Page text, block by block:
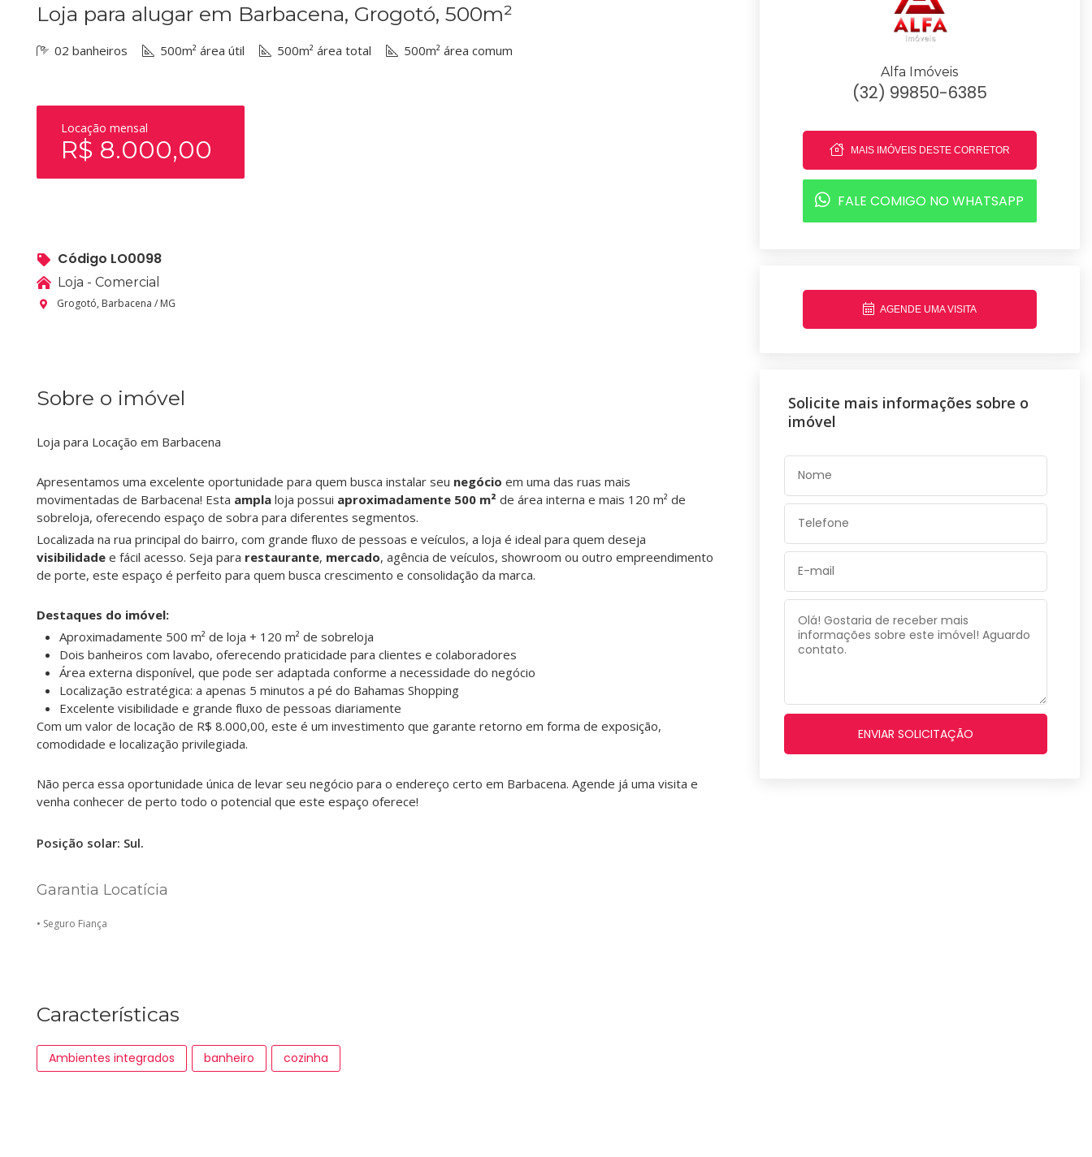
Loja para alugar em Barbacena, Grogotó, 500m²
02 banheiros 500m² área útil 500m² área total 500m² área comum
Locação mensal
R$ 8.000,00
Código LO0098
Loja - Comercial
Grogotó, Barbacena / MG
Sobre o imóvel
Loja para Locação em Barbacena
Apresentamos uma excelente oportunidade para quem busca instalar seu negócio em uma das ruas mais
movimentadas de Barbacena! Esta ampla loja possui aproximadamente 500 m² de área interna e mais 120 m² de
sobreloja, oferecendo espaço de sobra para diferentes segmentos.
Localizada na rua principal do bairro, com grande fluxo de pessoas e veículos, a loja é ideal para quem deseja
visibilidade e fácil acesso. Seja para restaurante, mercado, agência de veículos, showroom ou outro empreendimento
de porte, este espaço é perfeito para quem busca crescimento e consolidação da marca.
Destaques do imóvel:
Aproximadamente 500 m² de loja + 120 m² de sobreloja
Dois banheiros com lavabo, oferecendo praticidade para clientes e colaboradores
Área externa disponível, que pode ser adaptada conforme a necessidade do negócio
Localização estratégica: a apenas 5 minutos a pé do Bahamas Shopping
Excelente visibilidade e grande fluxo de pessoas diariamente
Com um valor de locação de R$ 8.000,00, este é um investimento que garante retorno em forma de exposição,
comodidade e localização privilegiada.
Não perca essa oportunidade única de levar seu negócio para o endereço certo em Barbacena. Agende já uma visita e
venha conhecer de perto todo o potencial que este espaço oferece!
Posição solar: Sul.
Garantia Locatícia
• Seguro Fiança
Características
Ambientes integrados banheiro cozinha
Alfa Imóveis
(32) 99850-6385
MAIS IMÓVEIS DESTE CORRETOR
FALE COMIGO NO WHATSAPP
AGENDE UMA VISITA
Solicite mais informações sobre o
imóvel